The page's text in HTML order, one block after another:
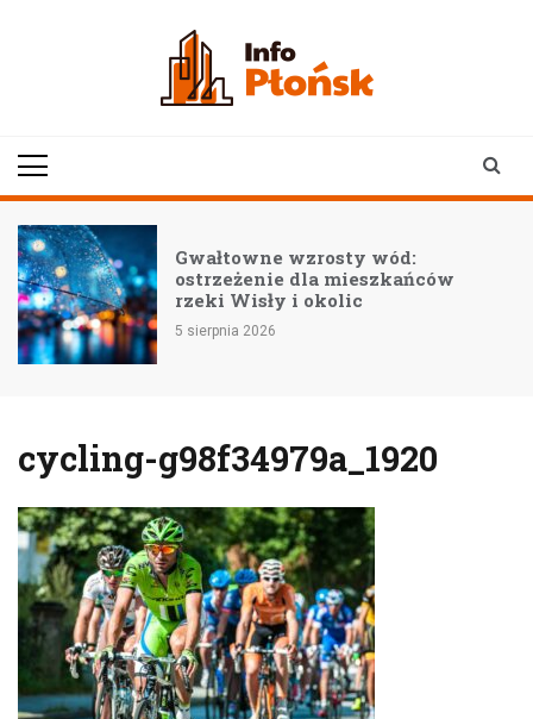
Gwałtowne wzrosty wód:
ostrzeżenie dla mieszkańców
rzeki Wisły i okolic
5 sierpnia 2026
cycling-g98f34979a_1920